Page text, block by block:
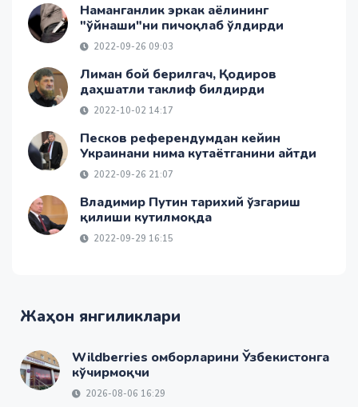
Наманганлик эркак аёлининг
"ўйнаши"ни пичоқлаб ўлдирди
2022-09-26 09:03
Лиман бой берилгач, Қодиров
даҳшатли таклиф билдирди
2022-10-02 14:17
Песков референдумдан кейин
Украинани нима кутаётганини айтди
2022-09-26 21:07
Владимир Путин тарихий ўзгариш
қилиши кутилмоқда
2022-09-29 16:15
Жаҳон янгиликлари
Wildberries омборларини Ўзбекистонга
кўчирмоқчи
2026-08-06 16:29